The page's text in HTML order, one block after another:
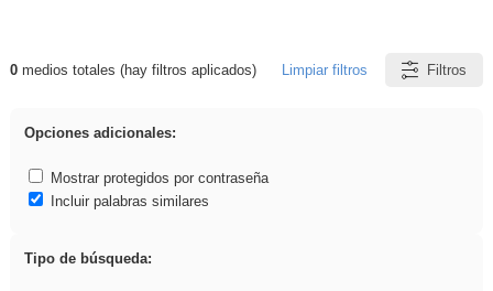
Resultados de: Hisparob
0medios totales (hay filtros aplicados) Limpiar filtros Filtros
Opciones adicionales:
Mostrar protegidos por contraseña
Incluir palabras similares
Tipo de búsqueda: